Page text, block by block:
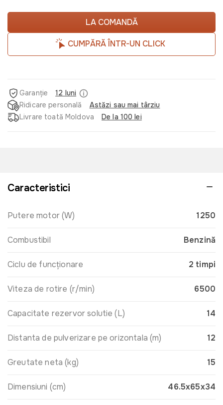
LA COMANDĂ
CUMPĂRĂ ÎNTR-UN CLICK
Garanție
12 luni
Ridicare personală
Astăzi sau mai târziu
Livrare toată Moldova
De la 100 lei
Caracteristici
Putere motor (W) 1250
Combustibil Benzină
Ciclu de funcționare 2 timpi
Viteza de rotire (r/min) 6500
Capacitate rezervor solutie (L) 14
Distanta de pulverizare pe orizontala (m) 12
Greutate neta (kg) 15
Dimensiuni (cm) 46.5х65х34